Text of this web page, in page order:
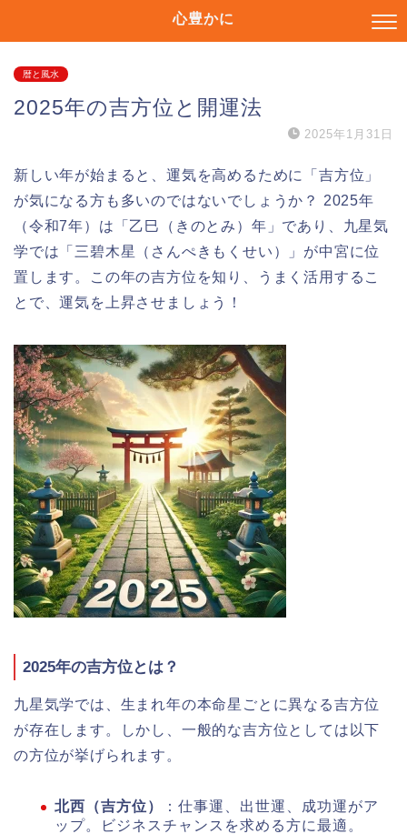
心豊かに
暦と風水
2025年の吉方位と開運法
2025年1月31日
新しい年が始まると、運気を高めるために「吉方位」
が気になる方も多いのではないでしょうか？ 2025年
（令和7年）は「乙巳（きのとみ）年」であり、九星気
学では「三碧木星（さんぺきもくせい）」が中宮に位
置します。この年の吉方位を知り、うまく活用するこ
とで、運気を上昇させましょう！
2025年の吉方位とは？
九星気学では、生まれ年の本命星ごとに異なる吉方位
が存在します。しかし、一般的な吉方位としては以下
の方位が挙げられます。
北西（吉方位）
：仕事運、出世運、成功運がア
ップ。ビジネスチャンスを求める方に最適。